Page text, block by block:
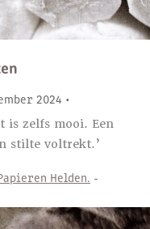
2024 •
is zelfs mooi. Een
stilte voltrekt.’
Helden. -